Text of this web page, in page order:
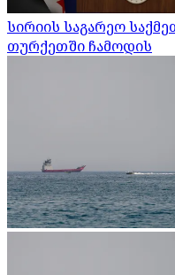
სირიის საგარეო
თურქეთში ჩამოდის